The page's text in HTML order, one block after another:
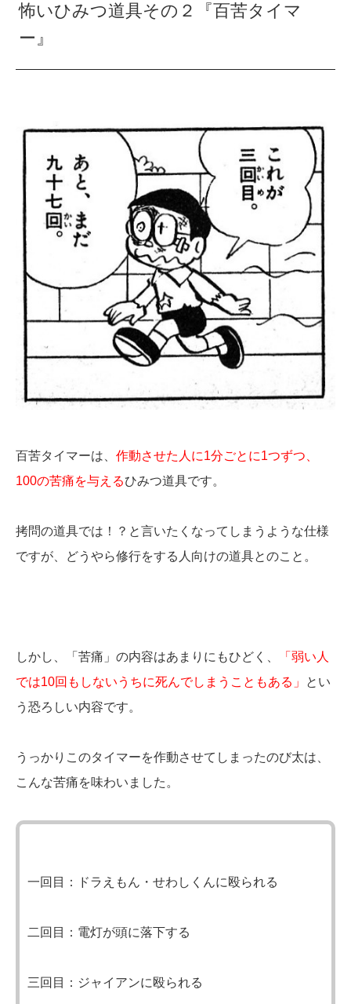
怖いひみつ道具その２『百苦タイマ
ー』
百苦タイマーは、 作動させた人に1分ごとに1つずつ、
100の苦痛を与えるひみつ道具です。
拷問の道具では！？と言いたくなってしまうような仕様
ですが、どうやら修行をする人向けの道具とのこと。
しかし、「苦痛」の内容はあまりにもひどく、
「弱い人
では10回もしないうちに死んでしまうこともある」
とい
う恐ろしい内容です。
うっかりこのタイマーを作動させてしまったのび太は、
こんな苦痛を味わいました。
一回目：ドラえもん・せわしくんに殴られる
二回目：電灯が頭に落下する
三回目：ジャイアンに殴られる